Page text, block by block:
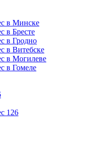
в Минске
в Бресте
в Гродно
в Витебске
в Могилеве
в Гомеле
126